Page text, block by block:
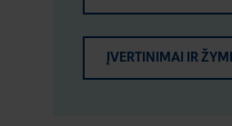
ĮVERTINIMAI IR